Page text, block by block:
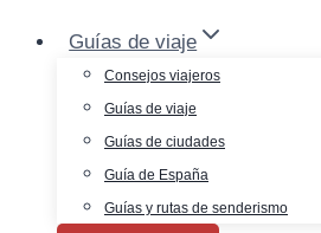
Saltar
contenido
Guías de viaje
Consejos viajeros
Guías de viaje
Guías de ciudades
Guía de España
Guías y rutas de senderismo